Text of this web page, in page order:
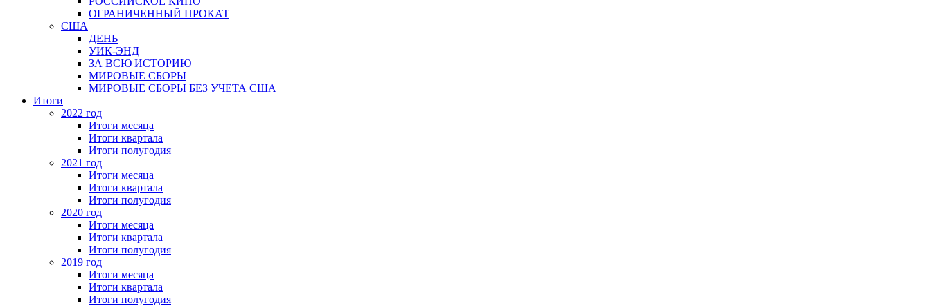
ОГРАНИЧЕННЫЙ ПРОКАТ
США
ДЕНЬ
УИК-ЭНД
ЗА ВСЮ ИСТОРИЮ
МИРОВЫЕ СБОРЫ
МИРОВЫЕ СБОРЫ БЕЗ УЧЕТА США
Итоги
2022 год
Итоги месяца
Итоги квартала
Итоги полугодия
2021 год
Итоги месяца
Итоги квартала
Итоги полугодия
2020 год
Итоги месяца
Итоги квартала
Итоги полугодия
2019 год
Итоги месяца
Итоги квартала
Итоги полугодия